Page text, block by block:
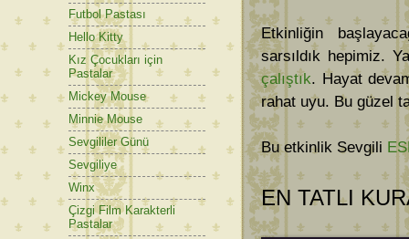
Etkinliğin
sarsıldık hepimiz.
çalıştık. Hayat
rahat uyu. Bu güzel
Bu etkinlik Sevgili
EN TATLI
Futbol Pastası
Hello Kitty
Kız Çocukları için
Pastalar
Mickey Mouse
Minnie Mouse
Sevgililer Günü
Sevgiliye
Winx
Çizgi Film Karakterli
Pastalar